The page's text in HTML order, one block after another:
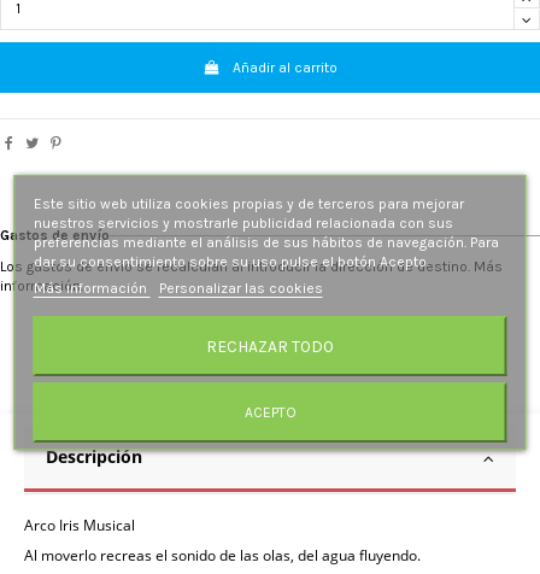
Añadir al carrito
Gastos de envío
Los gastos de envío se recalculan al introducir la dirección de destino. Más
información.
Descripción
Arco Iris Musical
Al moverlo recreas el sonido de las olas, del agua fluyendo.
Este sitio web utiliza cookies propias y de terceros para mejorar
nuestros servicios y mostrarle publicidad relacionada con sus
preferencias mediante el análisis de sus hábitos de navegación. Para
dar su consentimiento sobre su uso pulse el botón Acepto.
Más información
Personalizar las cookies
RECHAZAR TODO
ACEPTO